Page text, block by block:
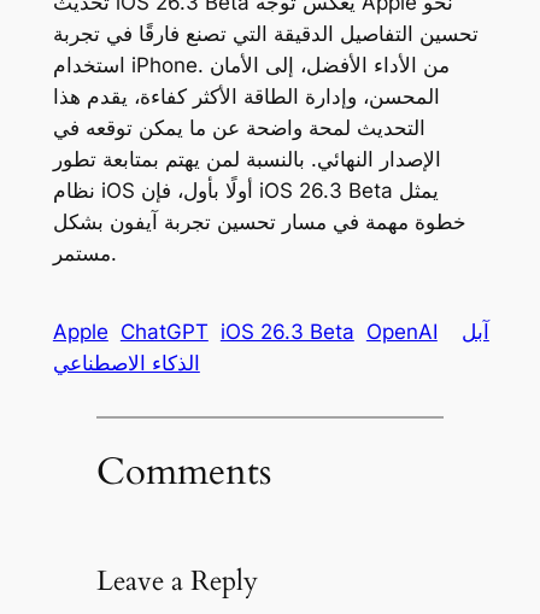
تحسين التفاصيل الدقيقة التي تصنع فارقًا في تجربة
استخدام iPhone. من الأداء الأفضل، إلى الأمان
المحسن، وإدارة الطاقة الأكثر كفاءة، يقدم هذا
التحديث لمحة واضحة عن ما يمكن توقعه في
الإصدار النهائي. بالنسبة لمن يهتم بمتابعة تطور
نظام iOS أولًا بأول، فإن iOS 26.3 Beta يمثل
خطوة مهمة في مسار تحسين تجربة آيفون بشكل
مستمر.
Apple ChatGPT iOS 26.3 Beta OpenAI
آبل
الذكاء الاصطناعي
Comments
Leave a Reply